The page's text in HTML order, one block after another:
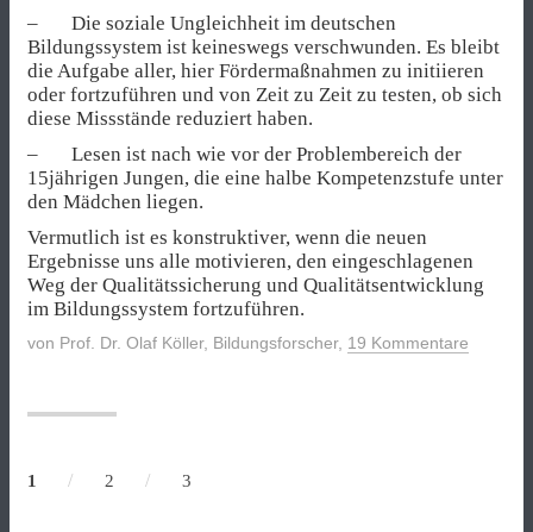
– Die soziale Ungleichheit im deutschen
Bildungssystem ist keineswegs verschwunden. Es bleibt
die Aufgabe aller, hier Fördermaßnahmen zu initiieren
oder fortzuführen und von Zeit zu Zeit zu testen, ob sich
diese Missstände reduziert haben.
– Lesen ist nach wie vor der Problembereich der
15jährigen Jungen, die eine halbe Kompetenzstufe unter
den Mädchen liegen.
Vermutlich ist es konstruktiver, wenn die neuen
Ergebnisse uns alle motivieren, den eingeschlagenen
Weg der Qualitätssicherung und Qualitätsentwicklung
im Bildungssystem fortzuführen.
von Prof. Dr. Olaf Köller, Bildungsforscher, 19 Kommentare
1 / 2 / 3